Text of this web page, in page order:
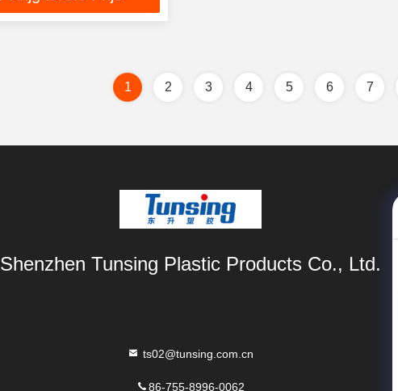
1 2 3 4 5 6 7
Shenzhen Tunsing Plastic Products Co., Ltd.
ts02@tunsing.com.cn
86-755-8996-0062